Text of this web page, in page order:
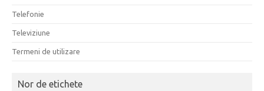
Telefonie
Televiziune
Termeni de utilizare
Nor de etichete